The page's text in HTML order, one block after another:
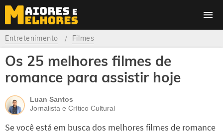
Entretenimento Filmes
Os 25 melhores filmes de
romance para assistir hoje
Luan Santos
Jornalista e Crítico Cultural
Se você está em busca dos melhores filmes de romance